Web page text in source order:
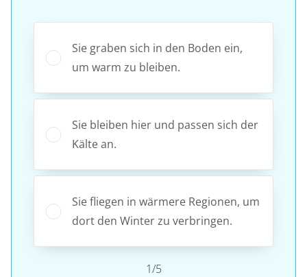
Sie graben sich in den Boden ein,
um warm zu bleiben.
Sie bleiben hier und passen sich der
Kälte an.
Sie fliegen in wärmere Regionen, um
dort den Winter zu verbringen.
1/5